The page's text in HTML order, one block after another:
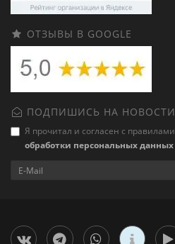
ОТЗЫВЫ В GOOGLE
ПОДПИШИСЬ НА НОВОСТИ
Я прочитал и согласен с правилами
обработки персональных данных